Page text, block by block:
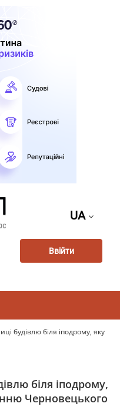
UA
Ввійти
будівлю біля іподрому, яку
біля іподрому,
Черновецького